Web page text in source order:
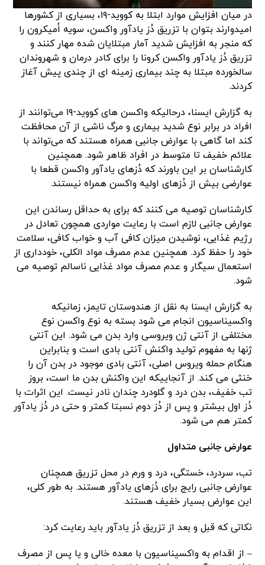
در میان افزایش موارد ابتلا به کووید-۱۹، بسیاری از کشورها
امیدوارند بتوان با تزریق دُز یادآور واکسن، سویه اُمیکرون را
که منجر به افزایش شدید آمار مبتلایان شده مهار کنند و
تزریق دُز یادآور واکسن کرونا را برای کادر درمان و شهروندان
سالخورده مبتلا به چند بیماری زمینه ای از چندی پیش آغاز
کردند.
به گزارش ایسنا، درحالیکه واکسن های کووید-۱۹ می‌توانند از
افراد در برابر نوع شدید بیماری و مرگ ناشی از آن محافظت
کند اما گاهی با عوارض جانبی همراه هستند که می‌تواند با
علائم خفیف تا متوسط در افراد ظاهر شود. همچنین
کارشناسان بر این باورند که دُزهای یادآور واکسن قطعا با
عوارضی بیش از دُزهای اولیه واکسن همراه نیستند.
کارشناسان توصیه می کنند که برای به حداقل رساندن این
عوارض جانبی لازم است با رعایت مواردی همچون تعادل در
رژیم غذایی، نوشیدن میزان کافی آب و خواب کافی، سلامت
خود را حفظ کرد. همچنین عدم مصرف مواد الکلی، خودداری از
استعمال سیگار و عدم مصرف مواد غذایی ناسالم توصیه می
شود.
به گزارش ایسنا به نقل از هندوستان تایمز، زمانیکه
واکسیناسیون انجام می شود بسته به نوع واکسن نوع
مختلفی از آنتی ژن ویروسی وارد بدن می شود. این آنتی
ژنها به مفهوم تولید واکنش آنتی بادی است و بنابراین
هنگام حمله ویروس اصلی، آنتی بادی موجود در بدن آن را
خنثی می کند. از آنجاییکه این واکنش بدن ما است، بروز
تب خفیف، بدن درد و گلودرد چندان نادر نیست. این اثرات با
دُز اول بیشتر و پس از دُز دوم نسبتا کمتر و حتی در دُز یادآور
کمتر هم می شود.
عوارض جانبی متداول
تب، سردرد، خستگی، درد و ورم در محل تزریق همچنان
عوارض جانبی رایج برای دُزهای یادآور هستند. به طور کلی،
این عوارض بسیار خفیف هستند.
نکاتی که قبل و بعد از تزریق دُز یادآور باید رعایت کرد:
– از اقدام به واکسیناسیون با معده خالی و یا پس از مصرف